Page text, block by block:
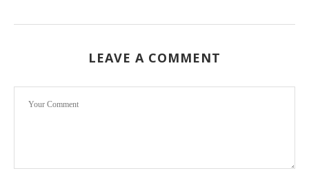
LEAVE A COMMENT